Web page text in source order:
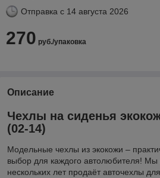
Отправка с 14 августа 2026
270 руб./упаковка
Описание
Чехлы на сиденья
(02-14)
Модельные чехлы из экокожи –
выбор для каждого автолюбителя! Мы
нескольких лет продаёт авточехлы